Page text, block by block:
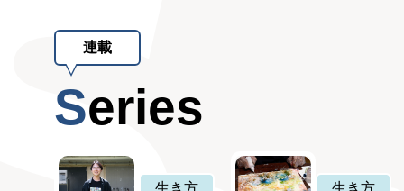
連載
Series
生き方 生き方